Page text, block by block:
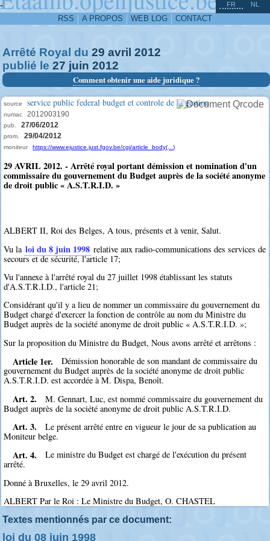
-
RSS A PROPOS WEB LOG CONTACT
FR NL
Arrêté Royal du 29 avril 2012
publié le 27 juin 2012
Comment obtenir une aide juridique ?
source service public federal budget et controle de la gestion
numac 2012003190
pub. 27/06/2012
prom. 29/04/2012
moniteur https://www.ejustice.just.fgov.be/cgi/article_body(...)
29 AVRIL 2012. - Arrêté royal portant démission et nomination d'un
commissaire du gouvernement du Budget auprès de la société anonyme
de droit public « A.S.T.R.I.D. »
ALBERT II, Roi des Belges, A tous, présents et à venir, Salut.
Vu la loi du 8 juin 1998 relative aux radio-communications des services de
secours et de sécurité, l'article 17;
Vu l'annexe à l'arrêté royal du 27 juillet 1998 établissant les statuts
d'A.S.T.R.I.D., l'article 21;
Considérant qu'il y a lieu de nommer un commissaire du gouvernement du
Budget chargé d'exercer la fonction de contrôle au nom du Ministre du
Budget auprès de la société anonyme de droit public « A.S.T.R.I.D. »;
Sur la proposition du Ministre du Budget, Nous avons arrêté et arrêtons :
Article 1er.
Démission honorable de son mandant de commissaire du
gouvernement du Budget auprès de la société anonyme de droit public
A.S.T.R.I.D. est accordée à M. Dispa, Benoît.
Art. 2.
M. Gennart, Luc, est nommé commissaire du gouvernement du
Budget auprès de la société anonyme de droit public A.S.T.R.I.D.
Art. 3.
Le présent arrêté entre en vigueur le jour de sa publication au
Moniteur belge.
Art. 4.
Le ministre du Budget est chargé de l'exécution du présent
arrêté.
Donné à Bruxelles, le 29 avril 2012.
ALBERT Par le Roi : Le Ministre du Budget, O. CHASTEL
Textes mentionnés par ce document:
loi du 08 juin 1998
^